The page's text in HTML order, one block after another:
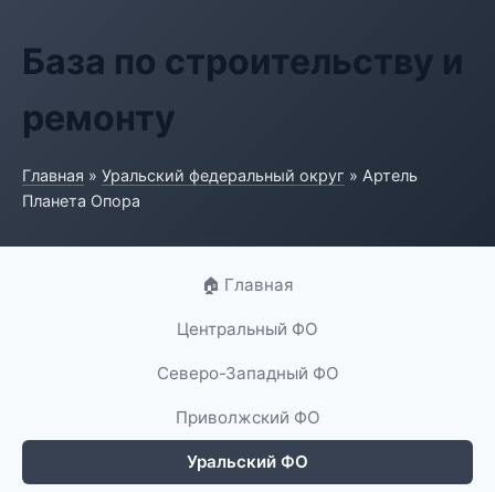
База по строительству и
ремонту
Главная » Уральский федеральный округ » Артель
Планета Опора
🏠 Главная
Центральный ФО
Северо-Западный ФО
Приволжский ФО
Уральский ФО